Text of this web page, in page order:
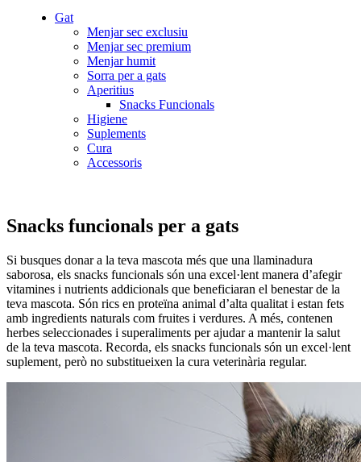
Gat
Menjar sec exclusiu
Menjar sec premium
Menjar humit
Sorra per a gats
Aperitius
Snacks Funcionals
Higiene
Suplements
Cura
Accessoris
Snacks funcionals per a gats
Si busques donar a la teva mascota més que una llaminadura
saborosa, els snacks funcionals són una excel·lent manera d’afegir
vitamines i nutrients addicionals que beneficiaran el benestar de la
teva mascota. Són rics en proteïna animal d’alta qualitat i estan fets
amb ingredients naturals com fruites i verdures. A més, contenen
herbes seleccionades i superaliments per ajudar a mantenir la salut
de la teva mascota. Recorda, els snacks funcionals són un excel·lent
suplement, però no substitueixen la cura veterinària regular.